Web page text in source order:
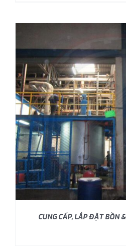
CUNG CẤP, LẮP ĐẶT BỒN